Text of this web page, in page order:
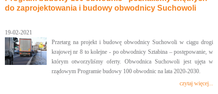
do zaprojektowania i budowy obwodnicy Suchowoli
19-02-2021
Przetarg na projekt i budowę obwodnicy Suchowoli w ciągu drogi
krajowej nr 8 to kolejne - po obwodnicy Sztabina – postępowanie, w
którym otworzyliśmy oferty. Obwodnica Suchowoli jest ujęta w
rządowym Programie budowy 100 obwodnic na lata 2020-2030.
czytaj więcej...